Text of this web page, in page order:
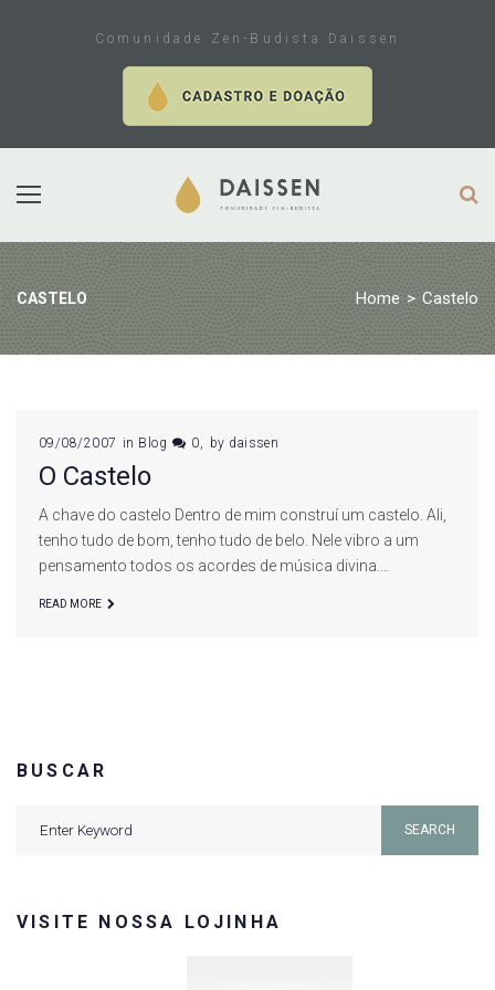
Comunidade Zen-Budista Daissen
CASTELO Home > Castelo
Tag:
Castelo
09/08/2007 in Blog 0 by daissen
O Castelo
A chave do castelo Dentro de mim construí um castelo. Ali,
tenho tudo de bom, tenho tudo de belo. Nele vibro a um
pensamento todos os acordes de música divina.…
READ MORE
BUSCAR
SEARCH
VISITE NOSSA LOJINHA